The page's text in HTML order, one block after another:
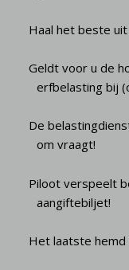
Haal het beste
Geldt voor u de
erfbelasting bij
De
om vraagt!
Piloot verspeelt
aangiftebiljet!
Het laatste hemd